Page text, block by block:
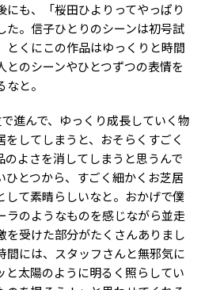
にも、「桜田ひよりってやっぱり
た。信子ひとりのシーンは初号試
とくにこの作品はゆっくりと時間
とのシーンやひとつずつの表情を
と。
進んで、ゆっくり成長していく物
してしまうと、おそらくすごく
のよさを消してしまうと思うんで
ひとつから、すごく細かくお芝居
して素晴らしいなと。おかげで僕
ラのようなものを感じながら並走
を受けた部分がたくさんありまし
間には、スタッフさんと無邪気に
と太陽のように明るく照らしてい